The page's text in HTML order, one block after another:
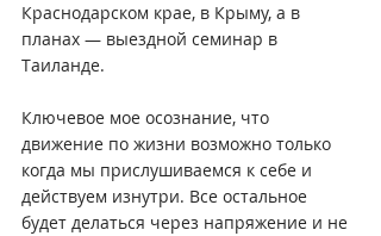
Краснодарском крае, в Крыму, а в
планах — выездной семинар в
Таиланде.
Ключевое мое осознание, что
движение по жизни возможно только
когда мы прислушиваемся к себе и
действуем изнутри. Все остальное
будет делаться через напряжение и не